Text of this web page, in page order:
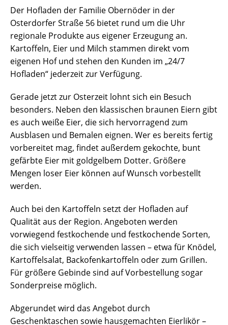
Der Hofladen der Familie Obernöder in der
Osterdorfer Straße 56 bietet rund um die Uhr
regionale Produkte aus eigener Erzeugung an.
Kartoffeln, Eier und Milch stammen direkt vom
eigenen Hof und stehen den Kunden im „24/7
Hofladen“ jederzeit zur Verfügung.
Gerade jetzt zur Osterzeit lohnt sich ein Besuch
besonders. Neben den klassischen braunen Eiern gibt
es auch weiße Eier, die sich hervorragend zum
Ausblasen und Bemalen eignen. Wer es bereits fertig
vorbereitet mag, findet außerdem gekochte, bunt
gefärbte Eier mit goldgelbem Dotter. Größere
Mengen loser Eier können auf Wunsch vorbestellt
werden.
Auch bei den Kartoffeln setzt der Hofladen auf
Qualität aus der Region. Angeboten werden
vorwiegend festkochende und festkochende Sorten,
die sich vielseitig verwenden lassen – etwa für Knödel,
Kartoffelsalat, Backofenkartoffeln oder zum Grillen.
Für größere Gebinde sind auf Vorbestellung sogar
Sonderpreise möglich.
Abgerundet wird das Angebot durch
Geschenktaschen sowie hausgemachten Eierlikör –